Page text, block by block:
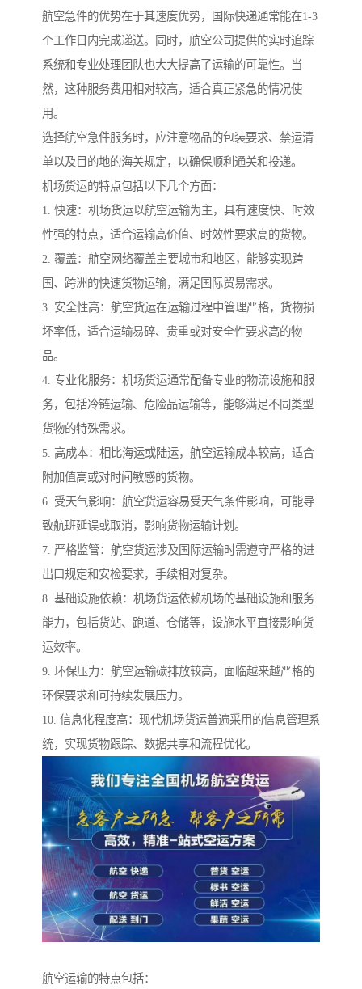
航空急件的优势在于其速度优势，国际快递通常能在1-3
个工作日内完成递送。同时，航空公司提供的实时追踪
系统和专业处理团队也大大提高了运输的可靠性。当
然，这种服务费用相对较高，适合真正紧急的情况使
用。
选择航空急件服务时，应注意物品的包装要求、禁运清
单以及目的地的海关规定，以确保顺利通关和投递。
机场货运的特点包括以下几个方面：
1. 快速：机场货运以航空运输为主，具有速度快、时效
性强的特点，适合运输高价值、时效性要求高的货物。
2. 覆盖：航空网络覆盖主要城市和地区，能够实现跨
国、跨洲的快速货物运输，满足国际贸易需求。
3. 安全性高：航空货运在运输过程中管理严格，货物损
坏率低，适合运输易碎、贵重或对安全性要求高的物
品。
4. 专业化服务：机场货运通常配备专业的物流设施和服
务，包括冷链运输、危险品运输等，能够满足不同类型
货物的特殊需求。
5. 高成本：相比海运或陆运，航空运输成本较高，适合
附加值高或对时间敏感的货物。
6. 受天气影响：航空货运容易受天气条件影响，可能导
致航班延误或取消，影响货物运输计划。
7. 严格监管：航空货运涉及国际运输时需遵守严格的进
出口规定和安检要求，手续相对复杂。
8. 基础设施依赖：机场货运依赖机场的基础设施和服务
能力，包括货站、跑道、仓储等，设施水平直接影响货
运效率。
9. 环保压力：航空运输碳排放较高，面临越来越严格的
环保要求和可持续发展压力。
10. 信息化程度高：现代机场货运普遍采用的信息管理系
统，实现货物跟踪、数据共享和流程优化。
航空运输的特点包括：